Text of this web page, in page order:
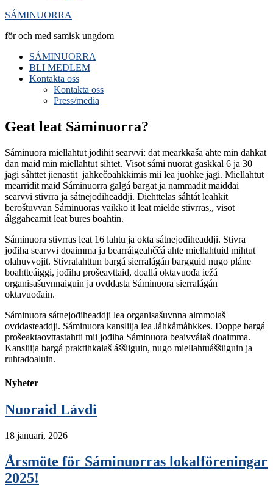
SÁMINUORRA
för och med samisk ungdom
SÁMINUORRA
BLI MEDLEM
Kontakta oss
Kontakta oss
Press/media
Geat leat Sáminuorra?
Sáminuora miellahtut jođihit searvvi: dat mearkkaša ahte min dahkat
dan maid min miellahtut sihtet. Visot sámi nuorat gaskkal 6 ja 30
jagi sáhttet jienastit jahkečoahkkimis mii lea juohke jagi. Miellahtut
mearridit maid Sáminuorra galgá bargat ja nammadit maiddai
searvvi stivrra ja sátnejođiheaddji. Diehttelas sáhtát leahkit
beroštuvvan Sáminuoras vaikko it leat mielde stivrras,, visot
álggaheamit leat bures boahtin.
Sáminuora stivrras leat 16 lahtu ja okta sátnejođiheaddji. Stivra
jođiha searvvi doaimma ja bearráigeahččá ahte miellahtuid mihtut
olahuvvojit. Stivralahttun bargá sierralágán bargguid nugo pláne
boahtteáiggi, jođiha prošeavttaid, doallá oktavuođa iežá
organisašuvnnaiguin ja ovddasta Sáminuora sierralágán
oktavuođain.
Sáminuora sátnejođiheaddji lea organisašuvnna almmolaš
ovddasteaddji. Sáminuora kansliija lea Jåhkåmåhkkes. Doppe bargá
prošeaktaovttastahtti mii jođiha Sáminuora beaivválaš doaimma.
Kansliija bargá praktihkalaš áššiiguin, nugo miellahtuáššiiguin ja
ruhtadoaluin.
Nyheter
Nuoraid Lávdi
18 januari, 2026
Årsmöte för Sáminuorras lokalföreningar
2025!